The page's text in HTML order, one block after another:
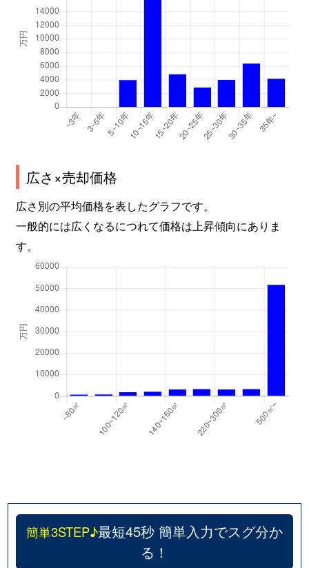
広さ×売却価格
広さ別の平均価格を表したグラフです。
一般的には広くなるにつれて価格は上昇傾向にありま
す。
簡単3STEP♪最短45秒 簡単入力でスグ分か
る！